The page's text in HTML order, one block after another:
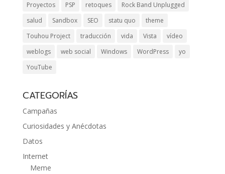
Proyectos
PSP retoques
Rock Band Unplugged
salud
Sandbox SEO statu quo
theme
Touhou Project
traducción vida Vista
vídeo
weblogs
web social Windows WordPress
yo
YouTube
CATEGORÍAS
Campañas
Curiosidades y Anécdotas
Datos
Internet
Meme